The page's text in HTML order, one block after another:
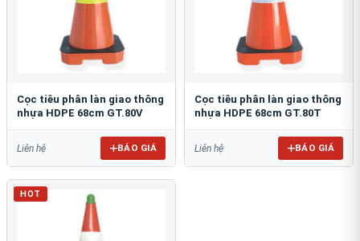
Cọc tiêu phân làn giao thông
nhựa HDPE 68cm GT.80V
Liên hệ BÁO GIÁ
Cọc tiêu phân làn giao thông
nhựa HDPE 68cm GT.80T
Liên hệ BÁO GIÁ
HOT